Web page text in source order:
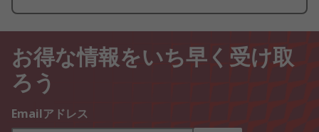
お得な情報をいち早く受け取
ろう
Emailアドレス